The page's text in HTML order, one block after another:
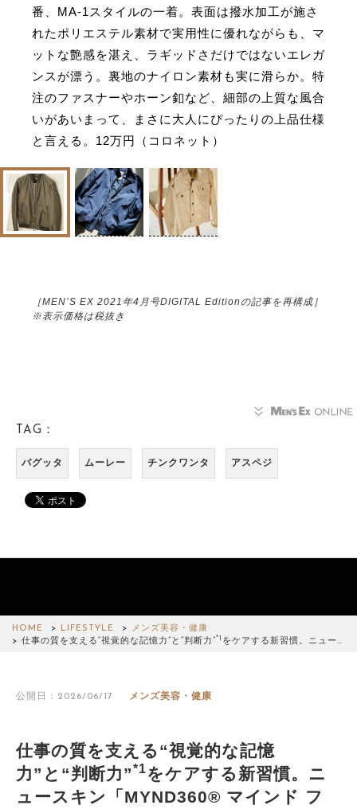
番、MA-1スタイルの一着。表面は撥水加工が施さ
れたポリエステル素材で実用性に優れながらも、マ
ットな艶感を湛え、ラギッドさだけではないエレガ
ンスが漂う。裏地のナイロン素材も実に滑らか。特
注のファスナーやホーン釦など、細部の上質な風合
いがあいまって、まさに大人にぴったりの上品仕様
と言える。12万円（コロネット）
［MEN’S EX 2021年4月号DIGITAL Editionの記事を再構成］
※表示価格は税抜き
TAG：
バグッタ ムーレー チンクワンタ アスペジ
HOME LIFESTYLE
メンズ美容・健康
仕事の質を支える“視覚的な記憶力”と“判断力”*1 をケアする新習慣。ニュー…
公開日：2026/06/17 メンズ美容・健康
仕事の質を支える“視覚的な記憶
力”と“判断力”*1をケアする新習慣。ニ
ュースキン「MYND360® マインド フ